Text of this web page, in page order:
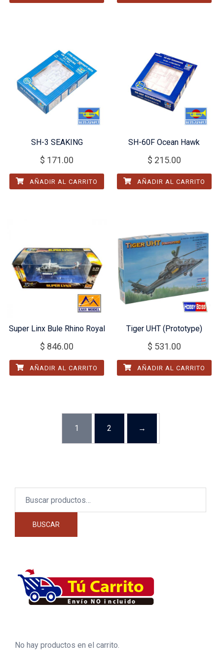
SH-3 SEAKING
$ 171.00
AÑADIR AL CARRITO
SH-60F Ocean Hawk
$ 215.00
AÑADIR AL CARRITO
Super Linx Bule Rhino Royal
$ 846.00
AÑADIR AL CARRITO
Tiger UHT (Prototype)
$ 531.00
AÑADIR AL CARRITO
1 2 →
BUSCAR
No hay productos en el carrito.